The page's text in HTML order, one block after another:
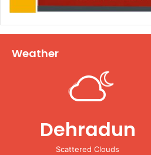
Weather
Dehradun
Scattered Clouds